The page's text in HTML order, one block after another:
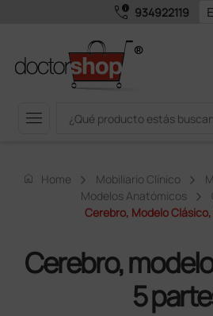
call_quality 934922119
menu
home Home Mobiliario Clínico
Modelos Anatómicos
Cerebro, Modelo
Cerebro,
5